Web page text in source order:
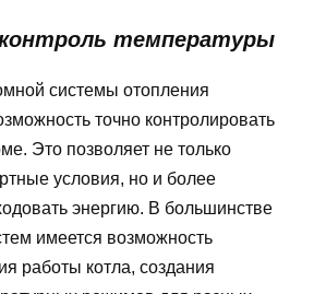
температуры
системы отопления
точно контролировать
Это позволяет не только
условия, но и более
энергию. В большинстве
имеется возможность
работы котла, создания